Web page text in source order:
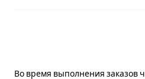
Во время выполнения заказов